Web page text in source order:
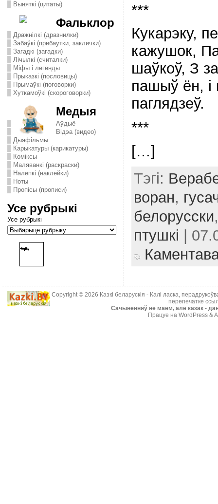
Выняткі (цитаты)
Фальклор
Дражнілкі (дразнилки)
Забаўкі (прибаутки, заклички)
Загадкі (загадки)
Лічылкі (считалки)
Міфы і легенды
Прыказкі (пословицы)
Прымаўкі (поговорки)
Хуткамоўкі (скороговорки)
Медыя
Аўдыё
Відэа (видео)
Дыяфільмы
Карыкатуры (карикатуры)
Комiксы
Маляванкі (раскраски)
Налепкі (наклейки)
Ноты
Пропісы (прописи)
Усе рубрыкі
Усе рубрыкі
***
Кукарэку,
кажушок,
шаўкоў, З
пашыў ён, і
паглядзеў.
***
[…]
Тэгі:
воран,
белорусски
птушкі |
Copyright © 2026 Казкі беларускія - Калі ласка,
перепечатке
Cачыненняў не маем, але казак -
Працуе на WordPress &